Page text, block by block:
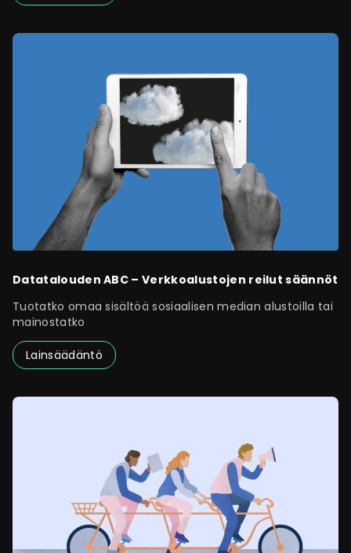
Datatalouden ABC – Verkkoalustojen reilut säännöt
Tuotatko omaa sisältöä sosiaalisen median alustoilla tai
mainostatko
Lainsäädäntö